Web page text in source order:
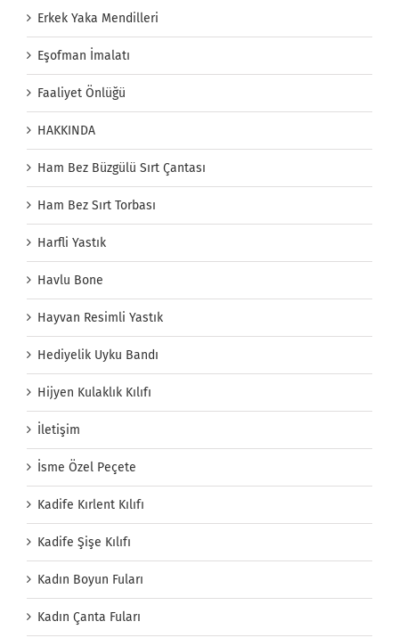
Erkek Yaka Mendilleri
Eşofman İmalatı
Faaliyet Önlüğü
HAKKINDA
Ham Bez Büzgülü Sırt Çantası
Ham Bez Sırt Torbası
Harfli Yastık
Havlu Bone
Hayvan Resimli Yastık
Hediyelik Uyku Bandı
Hijyen Kulaklık Kılıfı
İletişim
İsme Özel Peçete
Kadife Kırlent Kılıfı
Kadife Şişe Kılıfı
Kadın Boyun Fuları
Kadın Çanta Fuları